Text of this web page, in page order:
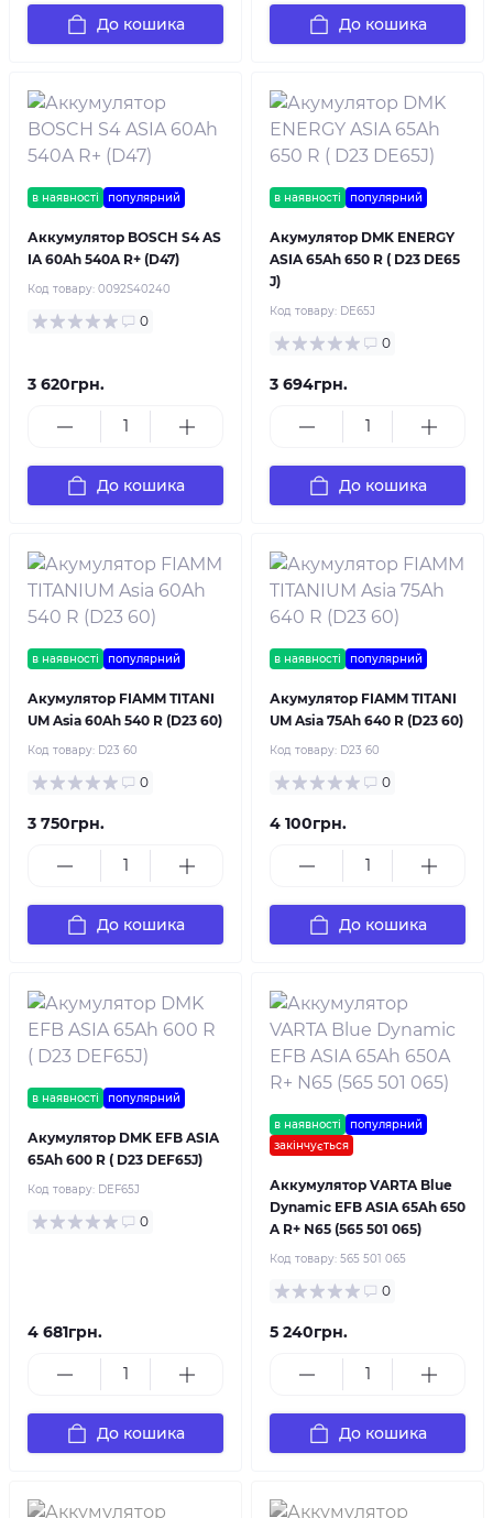
До кошика До кошика
в наявності популярний
Аккумулятор BOSCH S4 AS
IA 60Ah 540A R+ (D47)
Код товару: 0092S40240
0
3 620грн.
До кошика
в наявності популярний
Акумулятор DMK ENERGY
ASIA 65Ah 650 R ( D23 DE65
J)
Код товару: DE65J
0
3 694грн.
До кошика
в наявності популярний
Акумулятор FIAMM TITANI
UM Asia 60Ah 540 R (D23 60)
Код товару: D23 60
0
3 750грн.
До кошика
в наявності популярний
Акумулятор FIAMM TITANI
UM Asia 75Ah 640 R (D23 60)
Код товару: D23 60
0
4 100грн.
До кошика
в наявності популярний
Акумулятор DMK EFB ASIA
65Ah 600 R ( D23 DEF65J)
Код товару: DEF65J
0
4 681грн.
До кошика
в наявності
популярний
закінчується
Аккумулятор VARTA Blue
Dynamic EFB ASIA 65Ah 650
A R+ N65 (565 501 065)
Код товару: 565 501 065
0
5 240грн.
До кошика